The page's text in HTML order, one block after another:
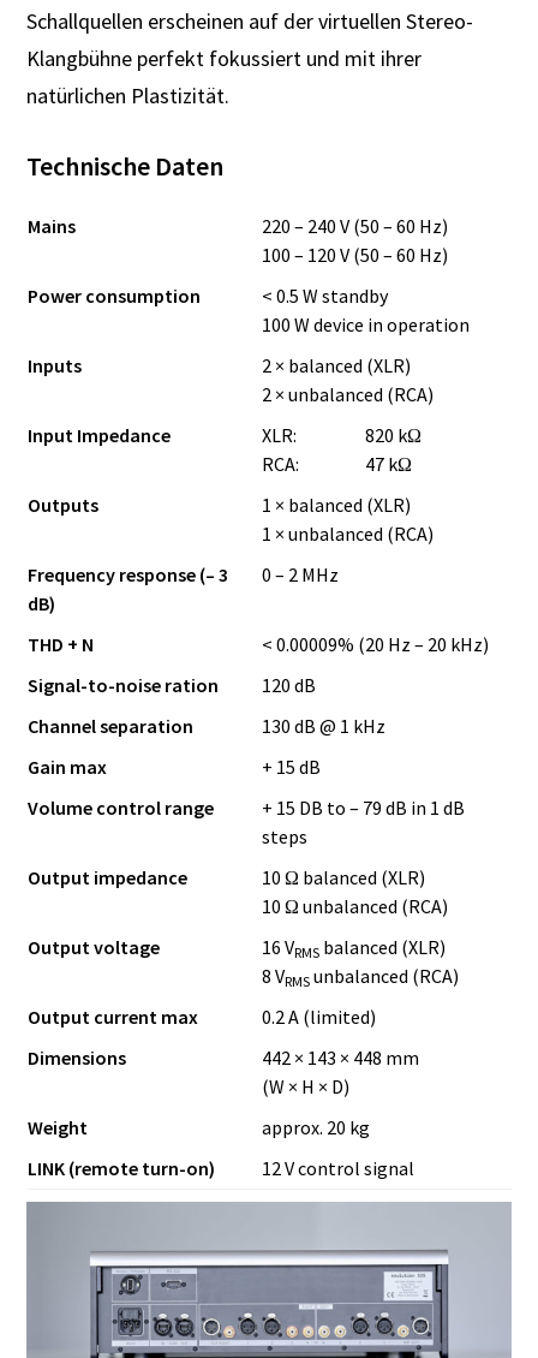
Schallquellen erscheinen auf der virtuellen Stereo-
Klangbühne perfekt fokussiert und mit ihrer
natürlichen Plastizität.
Technische Daten
Mains
220 – 240 V (50 – 60 Hz)
100 – 120 V (50 – 60 Hz)
Power consumption
< 0.5 W standby
100 W device in operation
Inputs
2 × balanced (XLR)
2 × unbalanced (RCA)
Input Impedance
XLR:
RCA:
820 kΩ
47 kΩ
Outputs
1 × balanced (XLR)
1 × unbalanced (RCA)
Frequency response (– 3
dB)
0 – 2 MHz
THD + N
< 0.00009% (20 Hz – 20 kHz)
Signal-to-noise ration
120 dB
Channel separation
130 dB @ 1 kHz
Gain max
+ 15 dB
Volume control range
+ 15 DB to – 79 dB in 1 dB
steps
Output impedance
10 Ω balanced (XLR)
10 Ω unbalanced (RCA)
Output voltage
16 VRMSbalanced (XLR)
8 VRMSunbalanced (RCA)
Output current max
0.2 A (limited)
Dimensions
442 × 143 × 448 mm
(W × H × D)
Weight
approx. 20 kg
LINK (remote turn-on)
12 V control signal